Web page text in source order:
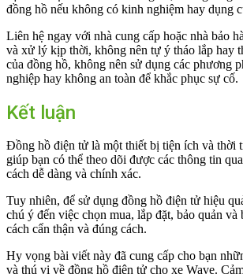
đồng hồ nếu không có kinh nghiệm hay dụng
Liên hệ ngay với nhà cung cấp hoặc nhà bảo
và xử lý kịp thời, không nên tự ý tháo lắp hay
của đồng hồ, không nên sử dụng các phương
nghiệp hay không an toàn để khắc phục sự cố.
Kết luận
Đồng hồ điện tử là một thiết bị tiện ích và thời
giúp bạn có thể theo dõi được các thông tin
cách dễ dàng và chính xác.
Tuy nhiên, để sử dụng đồng hồ điện tử hiệu
chú ý đến việc chọn mua, lắp đặt, bảo quản và
cách cẩn thận và đúng cách.
Hy vọng bài viết này đã cung cấp cho bạn
và thú vị về đồng hồ điện tử cho xe Wave.